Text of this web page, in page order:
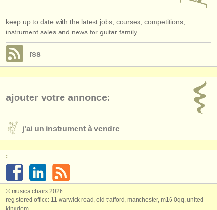
keep up to date with the latest jobs, courses, competitions,
instrument sales and news for guitar family.
rss
ajouter votre annonce:
j'ai un instrument à vendre
:
© musicalchairs 2026
registered office: 11 warwick road, old trafford, manchester, m16 0qq, united
kingdom.